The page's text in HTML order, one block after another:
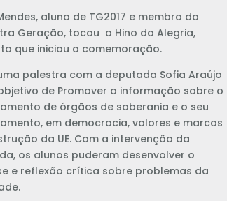
aluna de TG2017 e membro da
Geração, tocou o Hino da Alegria,
que iniciou a comemoração.
palestra com a deputada Sofia Araújo
de Promover a informação sobre o
de órgãos de soberania e o seu
em democracia, valores e marcos
da UE. Com a intervenção da
os alunos puderam desenvolver o
e reflexão crítica sobre problemas da